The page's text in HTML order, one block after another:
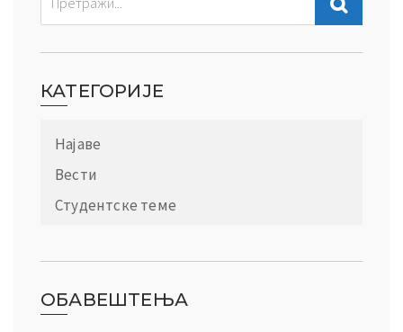
КАТЕГОРИЈЕ
Најаве
Вести
Студентске теме
ОБАВЕШТЕЊА